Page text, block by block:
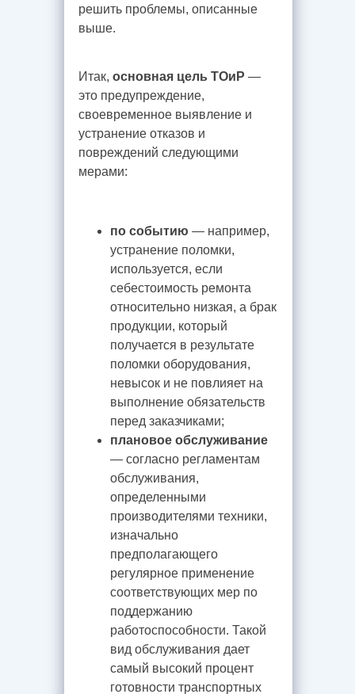
решить проблемы, описанные
выше.
Итак, основная цель ТОиР —
это предупреждение,
своевременное выявление и
устранение отказов и
повреждений следующими
мерами:
по событию — например,
устранение поломки,
используется, если
себестоимость ремонта
относительно низкая, а брак
продукции, который
получается в результате
поломки оборудования,
невысок и не повлияет на
выполнение обязательств
перед заказчиками;
плановое обслуживание
— согласно регламентам
обслуживания,
определенными
производителями техники,
изначально
предполагающего
регулярное применение
соответствующих мер по
поддержанию
работоспособности. Такой
вид обслуживания дает
самый высокий процент
готовности транспортных